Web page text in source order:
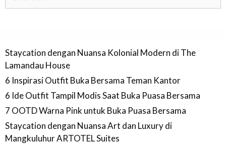
Staycation dengan Nuansa Kolonial Modern di The
Lamandau House
6 Inspirasi Outfit Buka Bersama Teman Kantor
6 Ide Outfit Tampil Modis Saat Buka Puasa Bersama
7 OOTD Warna Pink untuk Buka Puasa Bersama
Staycation dengan Nuansa Art dan Luxury di
Mangkuluhur ARTOTEL Suites